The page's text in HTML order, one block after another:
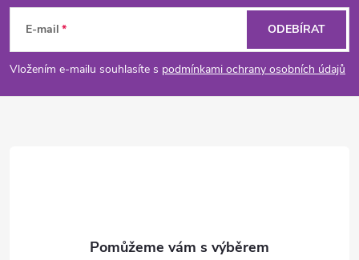
p
a
E-mail
Vložením e-mailu souhlasíte s podmínkami ochrany osobních údajů
ODEBÍRAT